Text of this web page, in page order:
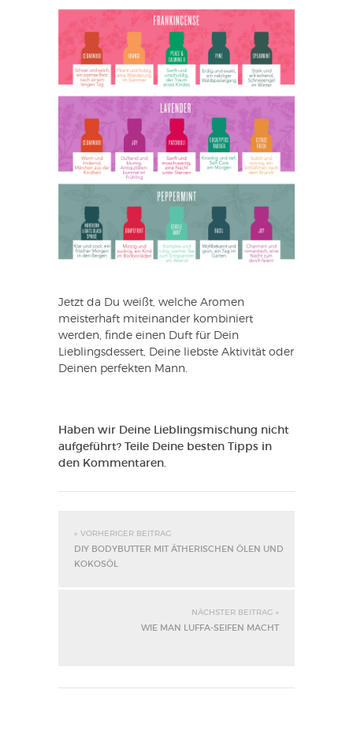
Jetzt da Du weißt, welche Aromen
meisterhaft miteinander kombiniert
werden, finde einen Duft für Dein
Lieblingsdessert, Deine liebste Aktivität oder
Deinen perfekten Mann.
Haben wir Deine Lieblingsmischung nicht
aufgeführt? Teile Deine besten Tipps in
den Kommentaren.
« VORHERIGER BEITRAG
DIY BODYBUTTER MIT ÄTHERISCHEN ÖLEN UND
KOKOSÖL
NÄCHSTER BEITRAG »
WIE MAN LUFFA-SEIFEN MACHT